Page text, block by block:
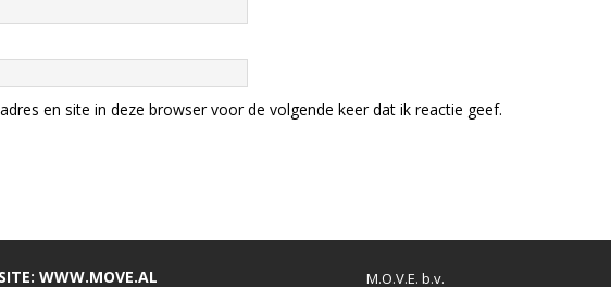
en site in deze browser voor de volgende keer dat ik reactie geef.
WWW.MOVE.AL M.O.V.E. b.v.